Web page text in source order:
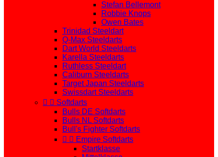
Stefan Bellemont
Robbie Knops
Owen Bates
Trinidad Steeldart
Q-Max Steeldarts
Dart World Steeldarts
Karella Steeldarts
Ruthless Steeldart
Caliburn Steeldarts
Target Japan Steeldarts
Swissdart Steeldarts
  Softdarts
Bulls DE Softdarts
Bulls NL Softdarts
Bull's Fighter Softdarts
  Empire Softdarts
Startklasse